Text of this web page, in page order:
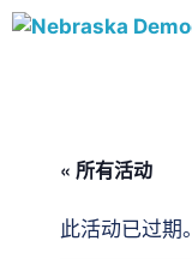
« 所有活动
此活动已过期。